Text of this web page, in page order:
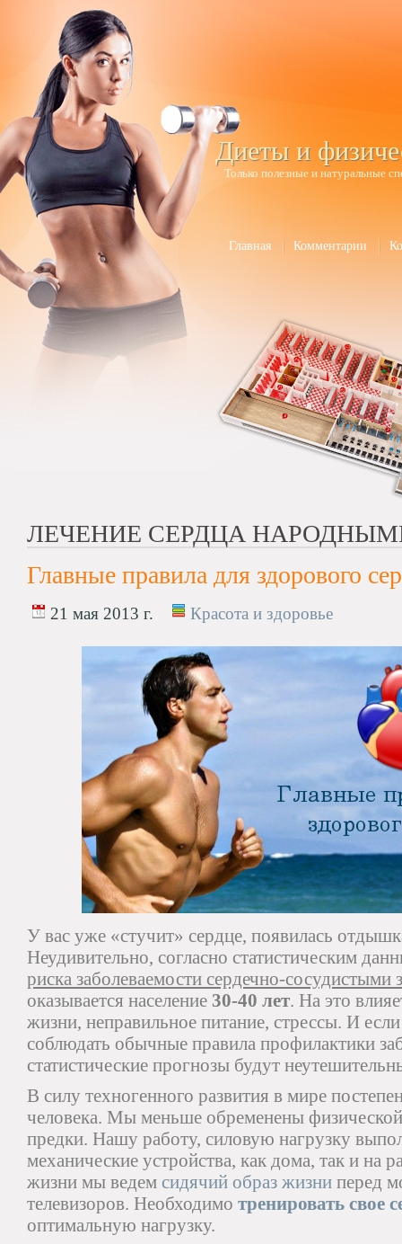
Диеты и
Только полезные и натуральные
Главная Комментарии
ЛЕЧЕНИЕ СЕРДЦА
Главные правила для здорового
21 мая 2013 г. Красота и здоровье
У вас уже «стучит» сердце, появилась
Неудивительно, согласно статистическим
риска заболеваемости сердечно-сосудистыми
оказывается население 30-40 лет. На это
жизни, неправильное питание, стрессы. И
соблюдать обычные правила профилактики
статистические прогнозы будут
В силу техногенного развития в мире
человека. Мы меньше обременены
предки. Нашу работу, силовую нагрузку
механические устройства, как дома, так и на
жизни мы ведем сидячий образ жизни перед
телевизоров. Необходимо тренировать свое
оптимальную нагрузку.